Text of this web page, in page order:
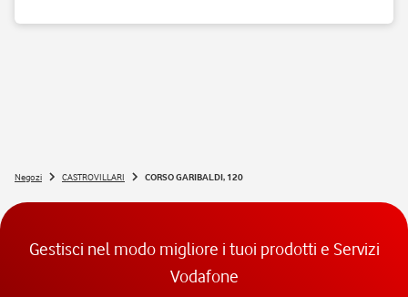
Negozi CASTROVILLARI CORSO GARIBALDI, 120
Gestisci nel modo migliore i tuoi prodotti e Servizi
Vodafone